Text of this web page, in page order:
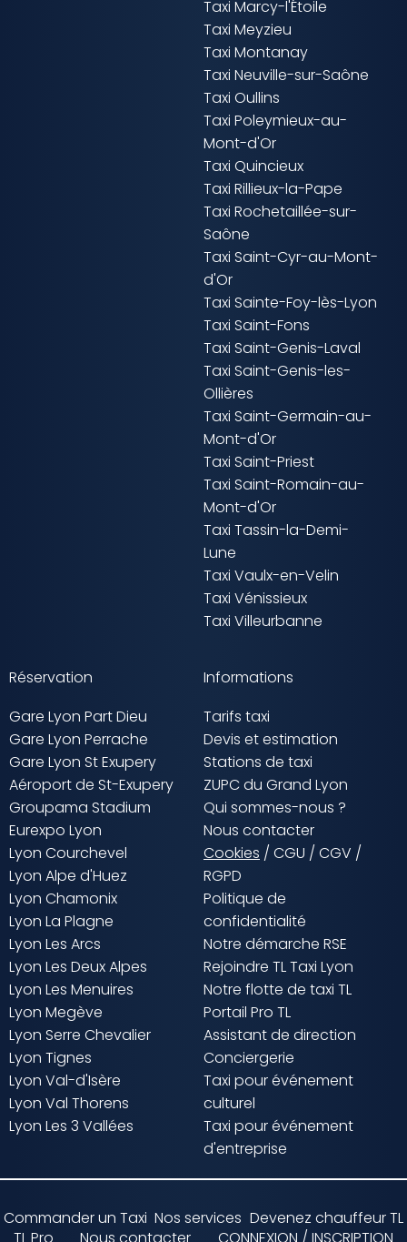
Taxi Marcy-l'Étoile
Taxi Meyzieu
Taxi Montanay
Taxi Neuville-sur-Saône
Taxi Oullins
Taxi Poleymieux-au-
Mont-d'Or
Taxi Quincieux
Taxi Rillieux-la-Pape
Taxi Rochetaillée-sur-
Saône
Taxi Saint-Cyr-au-Mont-
d'Or
Taxi Sainte-Foy-lès-Lyon
Taxi Saint-Fons
Taxi Saint-Genis-Laval
Taxi Saint-Genis-les-
Ollières
Taxi Saint-Germain-au-
Mont-d'Or
Taxi Saint-Priest
Taxi Saint-Romain-au-
Mont-d'Or
Taxi Tassin-la-Demi-
Lune
Taxi Vaulx-en-Velin
Taxi Vénissieux
Taxi Villeurbanne
Réservation
Gare Lyon Part Dieu
Gare Lyon Perrache
Gare Lyon St Exupery
Aéroport de St-Exupery
Groupama Stadium
Eurexpo Lyon
Lyon Courchevel
Lyon Alpe d'Huez
Lyon Chamonix
Lyon La Plagne
Lyon Les Arcs
Lyon Les Deux Alpes
Lyon Les Menuires
Lyon Megève
Lyon Serre Chevalier
Lyon Tignes
Lyon Val-d'Isère
Lyon Val Thorens
Lyon Les 3 Vallées
Informations
Tarifs taxi
Devis et estimation
Stations de taxi
ZUPC du Grand Lyon
Qui sommes-nous ?
Nous contacter
Cookies / CGU / CGV /
RGPD
Politique de
confidentialité
Notre démarche RSE
Rejoindre TL Taxi Lyon
Notre flotte de taxi TL
Portail Pro TL
Assistant de direction
Conciergerie
Taxi pour événement
culturel
Taxi pour événement
d'entreprise
Commander un Taxi Nos services Devenez chauffeur TL
TL Pro
Nous contacter CONNEXION / INSCRIPTION